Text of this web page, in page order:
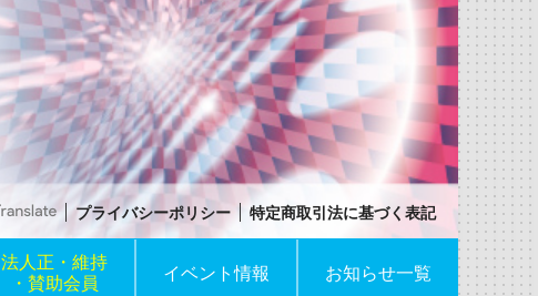
プライバシーポリシー 特定商取引法に基づく表記
法人正・維持
・賛助会員
イベント情報 お知らせ一覧